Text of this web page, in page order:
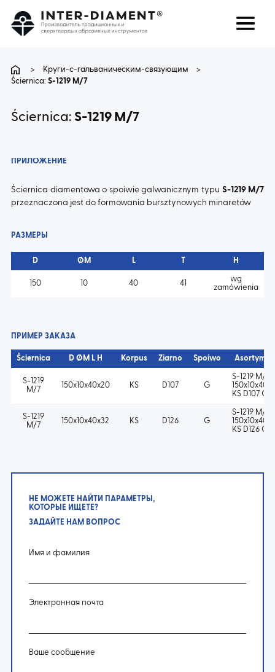
ЧАВО
КАРЬЕРА
> Круги-с-гальваническим-связующим
>
Ściernica: S-1219 M/7
Ściernica: S-1219 M/7
ПРИЛОЖЕНИЕ
Ściernica diamentowa o spoiwie galwanicznym typu S-1219 M/7
przeznaczona jest do formowania bursztynowych minaretów
РАЗМЕРЫ
D ØM L T H
150 10 40 41
wg
zamówienia
ПРИМЕР ЗАКАЗА
Ściernica D ØM L H Korpus Ziarno Spoiwo
S-1219
M/7
150x10x40x20 KS D107 G
S-1219 M/7
KS D107 G
S-1219
M/7
150x10x40x32 KS D126 G
S-1219 M/7
KS D126 G
НЕ МОЖЕТЕ НАЙТИ ПАРАМЕТРЫ,
КОТОРЫЕ ИЩЕТЕ?
ЗАДАЙТЕ НАМ ВОПРОС
Имя и фамилия
Электронная почта
Ваше сообщение